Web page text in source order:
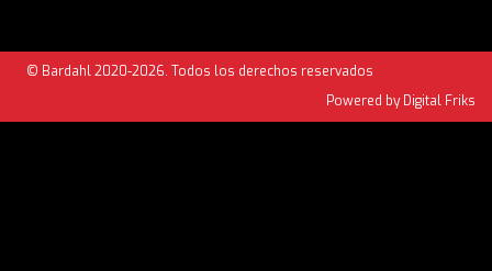
© Bardahl 2020-2026. Todos los derechos reservados
Powered by Digital Friks